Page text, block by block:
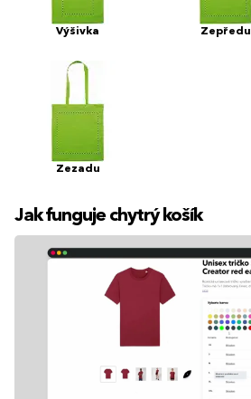
Výšivka Zepředu
Zezadu
Jak funguje chytrý košík